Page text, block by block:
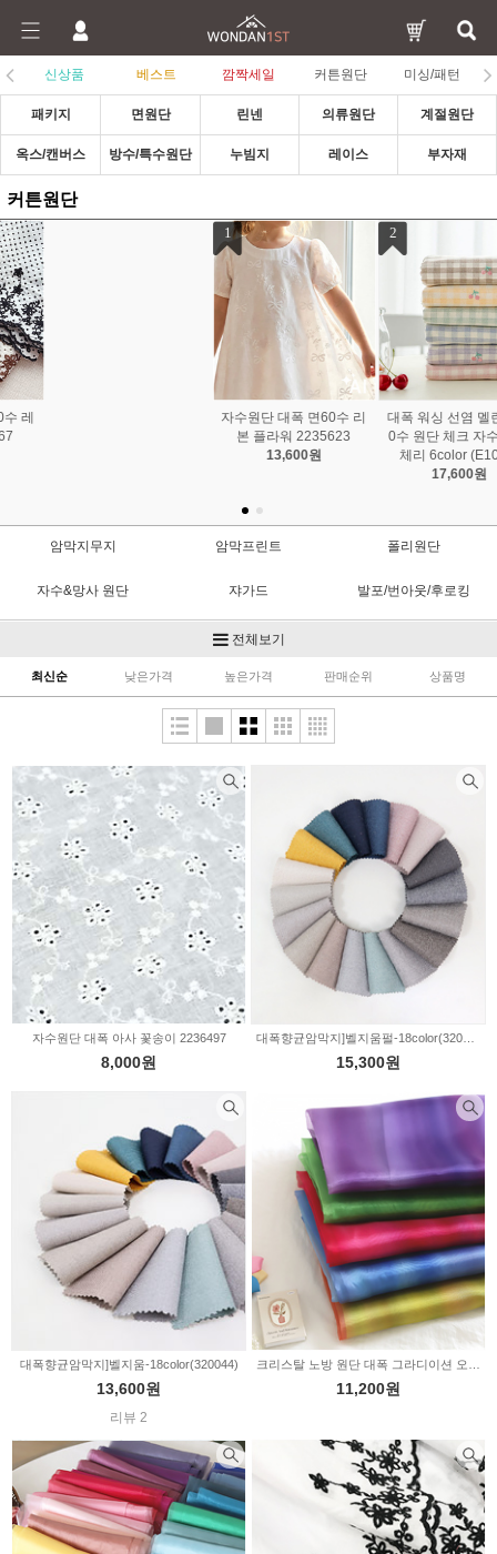
신상품 베스트 깜짝세일 커튼원단 미싱/패턴
패키지 면원단 린넨 의류원단 계절원단
옥스/캔버스 방수/특수원단 누빔지 레이스 부자재
커튼원단
1
자수원단 대폭 면60수 리
대폭 워싱 선염 멜란 면 3
0수 원단 체크 자수 린다
체리 6color (E1032)
자수 원단 초대폭 커튼원
단 No12 팬텀 2234624
54,400원
암막지무지 암막프린트 폴리원단
자수&망사 원단 쟈가드 발포/번아웃/후로킹
타프타/실크
전체보기
최신순 낮은가격 높은가격 판매순위 상품명
자수원단 대폭 아사 꽃송이 2236497
8,000원 15,300원
대폭향균암막지]벨지움-18color(320044)
13,600원
리뷰 2
11,200원